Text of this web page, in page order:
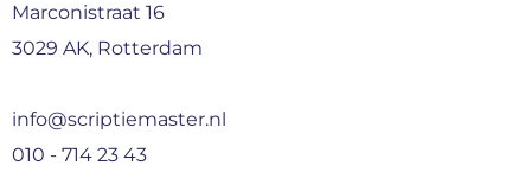
Marconistraat 16
3029 AK, Rotterdam
info@scriptiemaster.nl
010 - 714 23 43